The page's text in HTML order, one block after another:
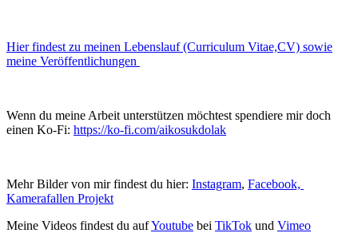
Hier findest zu meinen Lebenslauf (Curriculum Vitae,CV) sowie
meine Veröffentlichungen
Wenn du meine Arbeit unterstützen möchtest spendiere mir doch
einen Ko-Fi: https://ko-fi.com/aikosukdolak
Mehr Bilder von mir findest du hier: Instagram, Facebook,
Kamerafallen Projekt
Meine Videos findest du aufYoutube bei TikTok und Vimeo